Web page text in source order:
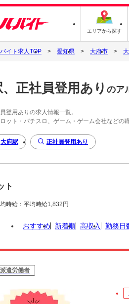
エリアから探す
イト求人TOP 愛知県 大府市
正社員登用あり のア
登用ありの求人情報一覧。
ット・パチスロ、ゲーム・ゲーム会社などの
大府駅 正社員登用あり
ト
時給：平均時給1,832円
おすすめ 新着順 高収入 勤務日
派遣労働者